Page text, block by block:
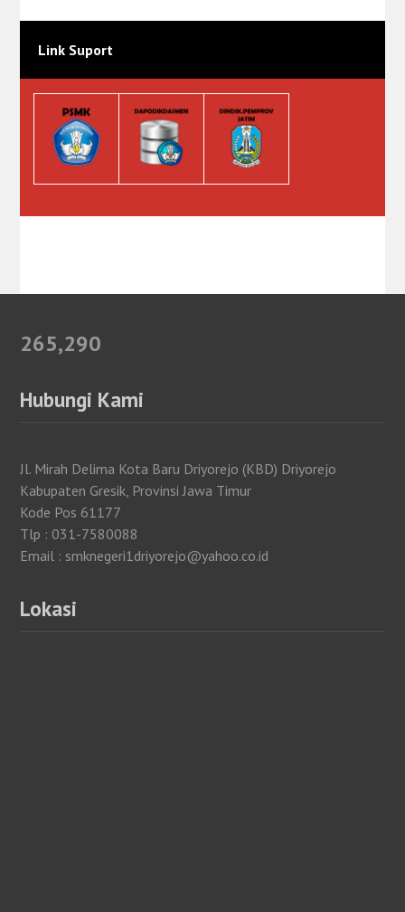
Link Suport
265,290
Hubungi Kami
Jl. Mirah Delima Kota Baru Driyorejo (KBD) Driyorejo
Kabupaten Gresik, Provinsi Jawa Timur
Kode Pos 61177
Tlp : 031-7580088
Email : smknegeri1driyorejo@yahoo.co.id
Lokasi